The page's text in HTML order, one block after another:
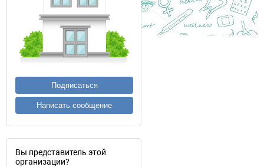
Подписаться
Написать сообщение
Вы представитель этой
организации?